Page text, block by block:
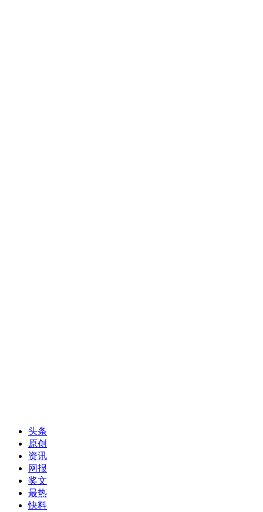
头条
原创
资讯
网报
奖文
最热
快料